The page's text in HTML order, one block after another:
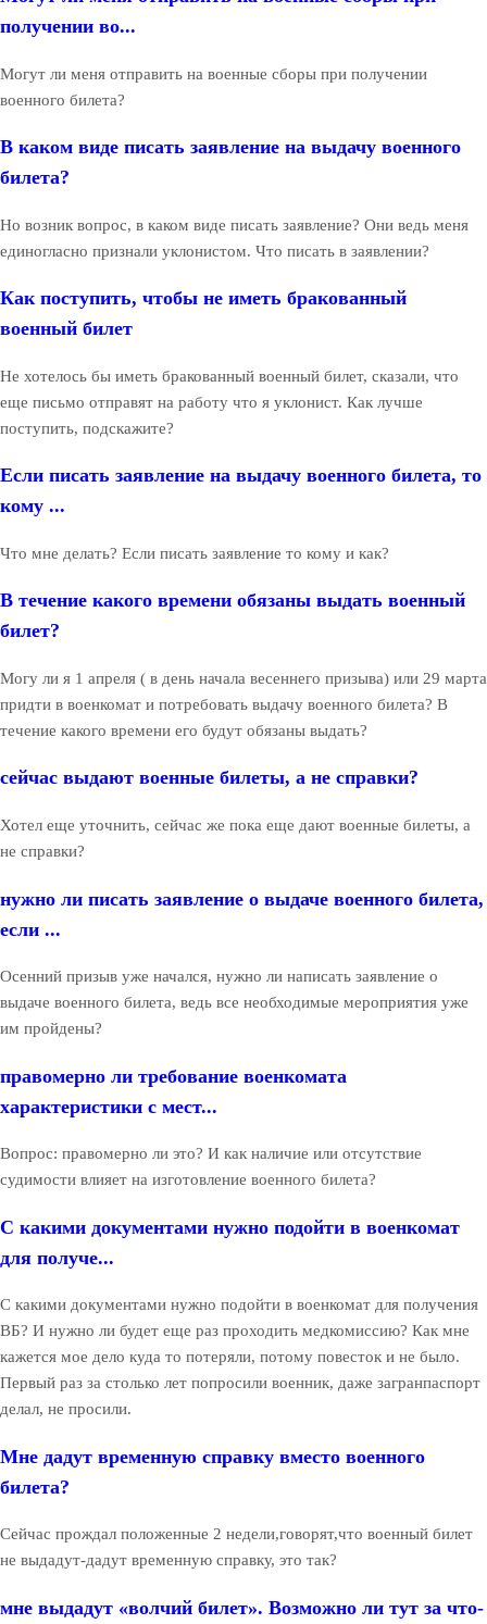
получении во...
Могут ли меня отправить на военные сборы при получении
военного билета?
В каком виде писать заявление на выдачу военного
билета?
Но возник вопрос, в каком виде писать заявление? Они ведь меня
единогласно признали уклонистом. Что писать в заявлении?
Как поступить, чтобы не иметь бракованный
военный билет
Не хотелось бы иметь бракованный военный билет, сказали, что
еще письмо отправят на работу что я уклонист. Как лучше
поступить, подскажите?
Если писать заявление на выдачу военного билета, то
кому ...
Что мне делать? Если писать заявление то кому и как?
В течение какого времени обязаны выдать военный
билет?
Могу ли я 1 апреля ( в день начала весеннего призыва) или 29 марта
придти в военкомат и потребовать выдачу военного билета? В
течение какого времени его будут обязаны выдать?
сейчас выдают военные билеты, а не справки?
Хотел еще уточнить, сейчас же пока еще дают военные билеты, а
не справки?
нужно ли писать заявление о выдаче военного билета,
если ...
Осенний призыв уже начался, нужно ли написать заявление о
выдаче военного билета, ведь все необходимые мероприятия уже
им пройдены?
правомерно ли требование военкомата
характеристики с мест...
Вопрос: правомерно ли это? И как наличие или отсутствие
судимости влияет на изготовление военного билета?
С какими документами нужно подойти в военкомат
для получе...
С какими документами нужно подойти в военкомат для получения
ВБ? И нужно ли будет еще раз проходить медкомиссию? Как мне
кажется мое дело куда то потеряли, потому повесток и не было.
Первый раз за столько лет попросили военник, даже загранпаспорт
делал, не просили.
Мне дадут временную справку вместо военного
билета?
Сейчас прождал положенные 2 недели,говорят,что военный билет
не выдадут-дадут временную справку, это так?
мне выдадут «волчий билет». Возможно ли тут за что-